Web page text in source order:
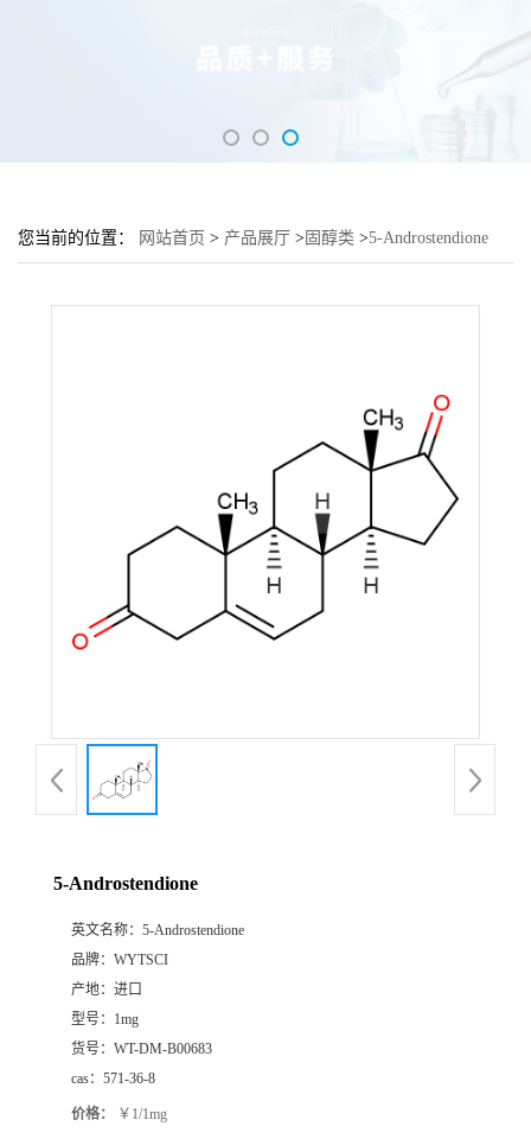
您当前的位置： 网站首页 > 产品展厅 > 固醇类 >5-Androstendione
5-Androstendione
英文名称： 5-Androstendione
品牌： WYTSCI
产地： 进口
型号： 1mg
货号： WT-DM-B00683
cas： 571-36-8
价格： ￥1/1mg